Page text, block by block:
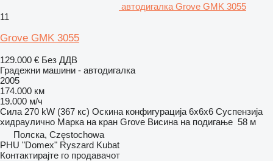
автодигалка Grove GMK 3055
11
Grove GMK 3055
129.000 € Без ДДВ
Градежни машини - автодигалка
2005
174.000 км
19.000 м/ч
Сила 270 kW (367 кс) Оскина конфигурација 6x6x6 Суспензија
хидраулично Марка на кран Grove Висина на подигање 58 м
Полска, Częstochowa
PHU "Domex" Ryszard Kubat
Контактирајте го продавачот